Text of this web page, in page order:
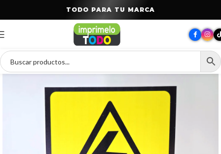
T ODO PARA T U MARCA